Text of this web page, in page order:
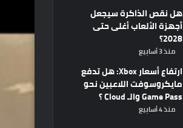
هل نقص الذاكرة سيجعل
أجهزة الألعاب أغلى حتى
2028؟
منذ 3 أسابيع
ارتفاع أسعار Xbox: هل تدفع
مايكروسوفت اللاعبين نحو
Game Pass والـ Cloud ؟
منذ 4 أسابيع